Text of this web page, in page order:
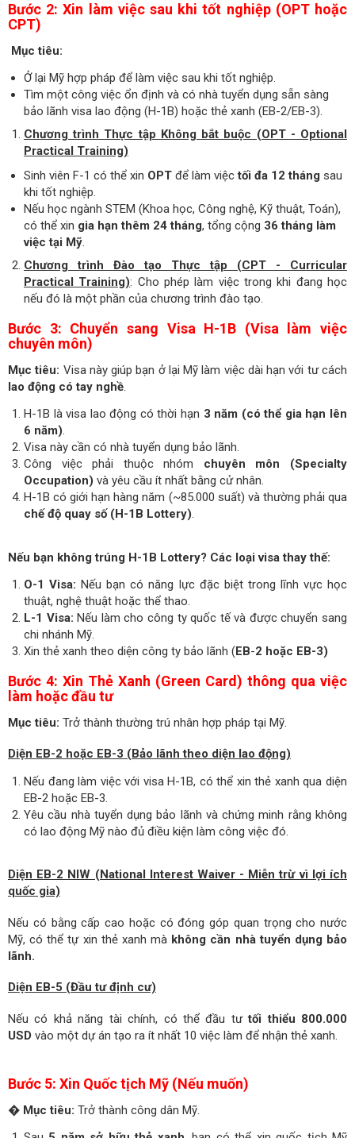
Bước 2: Xin làm việc sau khi tốt nghiệp (OPT hoặc
CPT)
Mục tiêu:
Ở lại Mỹ hợp pháp để làm việc sau khi tốt nghiệp.
Tìm một công việc ổn định và có nhà tuyển dụng sẵn sàng
bảo lãnh visa lao động (H-1B) hoặc thẻ xanh (EB-2/EB-3).
Chương trình Thực tập Không bắt buộc (OPT - Optional
Practical Training)
Sinh viên F-1 có thể xin OPT để làm việctối đa 12 tháng sau
khi tốt nghiệp.
Nếu học ngành STEM (Khoa học, Công nghệ, Kỹ thuật, Toán),
có thể xin gia hạn thêm 24 tháng, tổng cộng 36 tháng làm
việc tại Mỹ.
Chương trình Đào tạo Thực tập (CPT - Curricular
Practical Training): Cho phép làm việc trong khi đang học
nếu đó là một phần của chương trình đào tạo.
Bước 3: Chuyển sang Visa H-1B (Visa làm việc
chuyên môn)
Mục tiêu: Visa này giúp bạn ở lại Mỹ làm việc dài hạn với tư cách
lao động có tay nghề
H-1B là visa lao động có thời hạn 3 năm (có thể gia hạn lên
6 năm).
Visa này cần có nhà tuyển dụng bảo lãnh.
Công việc phải thuộc nhóm chuyên môn (Specialty
Occupation) và yêu cầu ít nhất bằng cử nhân.
H-1B có giới hạn hàng năm (~85.000 suất) và thường phải qua
chế độ quay số (H-1B Lottery).
Nếu bạn không trúng H-1B Lottery? Các loại visa thay thế:
O-1 Visa: Nếu bạn có năng lực đặc biệt trong lĩnh vực học
thuật, nghệ thuật hoặc thể thao.
L-1 Visa: Nếu làm cho công ty quốc tế và được chuyển sang
chi nhánh Mỹ.
Xin thẻ xanh theo diện công ty bảo lãnh (EB-2 hoặc EB-3)
Bước 4: Xin Thẻ Xanh (Green Card) thông qua việc
làm hoặc đầu tư
Mục tiêu: Trở thành thường trú nhân hợp pháp tại Mỹ.
Diện EB-2 hoặc EB-3 (Bảo lãnh theo diện lao động)
Nếu đang làm việc với visa H-1B, có thể xin thẻ xanh qua diện
EB-2 hoặc EB-3.
Yêu cầu nhà tuyển dụng bảo lãnh và chứng minh rằng không
có lao động Mỹ nào đủ điều kiện làm công việc đó.
Diện EB-2 NIW (National Interest Waiver - Miễn trừ vì lợi ích
quốc gia)
Nếu có bằng cấp cao hoặc có đóng góp quan trọng cho nước
Mỹ, có thể tự xin thẻ xanh mà không cần nhà tuyển dụng bảo
lãnh.
Diện EB-5 (Đầu tư định cư)
Nếu có khả năng tài chính, có thể đầu tưtối thiểu 800.000
USD vào một dự án tạo ra ít nhất 10 việc làm để nhận thẻ xanh.
Bước 5: Xin Quốc tịch Mỹ (Nếu muốn)
� Mục tiêu: Trở thành công dân Mỹ.